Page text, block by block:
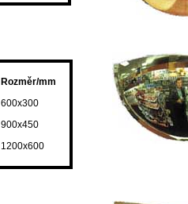
Rozměr/mm
600x300
900x450
1200x600